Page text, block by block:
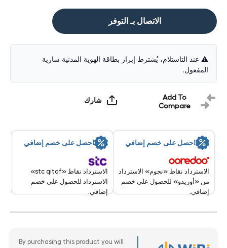
الاتصال بـ التوفر
⚠️ عند التاستلام، يُشترط إبراز بطاقة الهوية المدنية سارية
المفعول.
Add To
Compare
شارك
احصل على خصم إضافي
الاسترداد نقاط «نجوم» الاسترداد
من «أوريدو» للحصول على خصم
إضافي.
احصل على خصم إضافي
الاسترداد نقاط «stc qitaf»
الاسترداد للحصول على خصم
إضافي.
By purchasing this product you will